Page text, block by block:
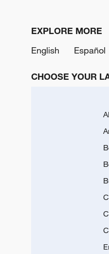
EXPLORE MORE
English
Español
CHOOSE YOUR